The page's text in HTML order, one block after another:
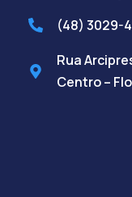
(48) 3029-
Rua
Centro –